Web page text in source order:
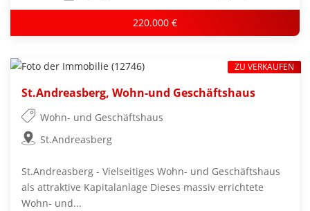
220.000 €
St.Andreasberg, Wohn-und Geschäftshaus
Wohn- und Geschäftshaus
St.Andreasberg
St.Andreasberg - Vielseitiges Wohn- und Geschäftshaus
als attraktive Kapitalanlage Dieses massiv errichtete
Wohn- und...
ZU VERKAUFEN